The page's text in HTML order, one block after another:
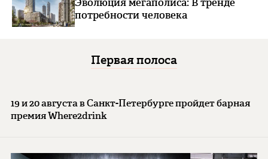
потребности человека
Первая полоса
19 и 20 августа в Санкт-Петербурге пройдет барная
премия Where2drink